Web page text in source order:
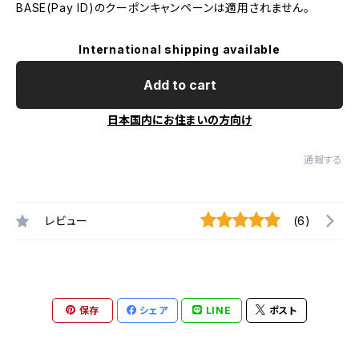
BASE(Pay ID)のクーポンキャンペーンは適用されません。
International shipping available
Add to cart
日本国内にお住まいの方向け
通報する
レビュー (6)
保存 シェア LINE ポスト